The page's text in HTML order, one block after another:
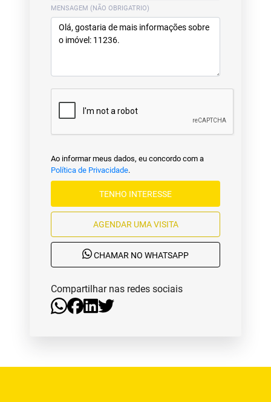
MENSAGEM (NÃO OBRIGATRIO)
Ao informar meus dados, eu concordo com a
Política de Privacidade.
TENHO INTERESSE
AGENDAR UMA VISITA
CHAMAR NO WHATSAPP
Compartilhar nas redes sociais